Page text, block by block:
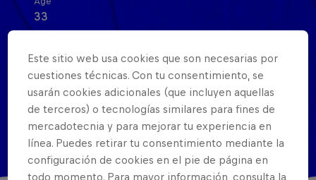
33
Venezuela
2008
Disciplinas
MC
Este sitio web usa cookies que son necesarias por
cuestiones técnicas. Con tu consentimiento, se
usarán cookies adicionales (que incluyen aquellas
de terceros) o tecnologías similares para fines de
mercadotecnia y para mejorar tu experiencia en
línea. Puedes retirar tu consentimiento mediante la
configuración de cookies en el pie de página en
todo momento. Para mayor información, consulta la